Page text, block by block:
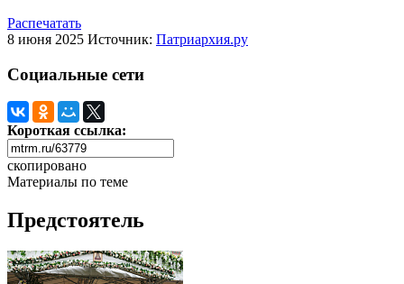
Распечатать
8 июня 2025 Источник: Патриархия.ру
Социальные сети
Короткая ссылка:
скопировано
Материалы по теме
Предстоятель